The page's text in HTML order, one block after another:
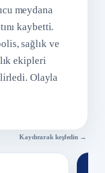
meydana
kaybetti.
sağlık ve
ekipleri
Olayla
Kaydırarak keşfedin →